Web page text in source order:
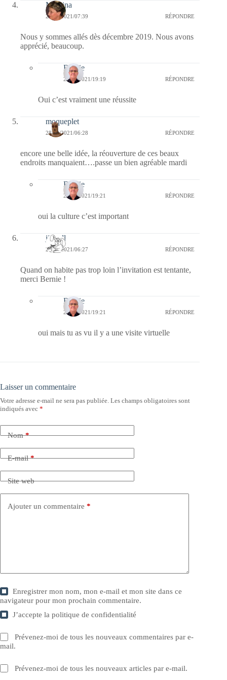
Mamina
28/09/2021/07:39 RÉPONDRE
Nous y sommes allés dès décembre 2019. Nous avons
apprécié, beaucoup.
Bernie
28/09/2021/19:19 RÉPONDRE
Oui c’est vraiment une réussite
moqueplet
28/09/2021/06:28 RÉPONDRE
encore une belle idée, la réouverture de ces beaux
endroits manquaient….passe un bien agréable mardi
Bernie
28/09/2021/19:21 RÉPONDRE
oui la culture c’est important
jill bill
28/09/2021/06:27 RÉPONDRE
Quand on habite pas trop loin l’invitation est tentante,
merci Bernie !
Bernie
28/09/2021/19:21 RÉPONDRE
oui mais tu as vu il y a une visite virtuelle
Laisser un commentaire
Votre adresse e-mail ne sera pas publiée. Les champs obligatoires sont
indiqués avec *
Nom*
E-mail*
Site web
Ajouter un commentaire *
Enregistrer mon nom, mon e-mail et mon site dans ce
navigateur pour mon prochain commentaire.
J’accepte lapolitique de confidentialité
Prévenez-moi de tous les nouveaux commentaires par e-
mail.
Prévenez-moi de tous les nouveaux articles par e-mail.